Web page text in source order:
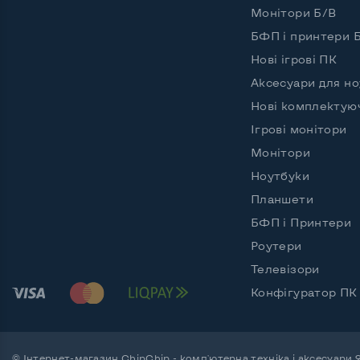
DDR4
8 GB
SSD
SSD
Тип відеокарти
Монітори Б/В
БФП і принтери
Нові ігрові ПК
Аксесуари для
Нові
Ігрові монітори
Монітори
Ноутбуки
Планшети
БФП і Принтери
Роутери
Телевізори
Конфігуратор ПК
© Інтернет-магазин ChipChip - комп'ютерна техніка і аксесуари